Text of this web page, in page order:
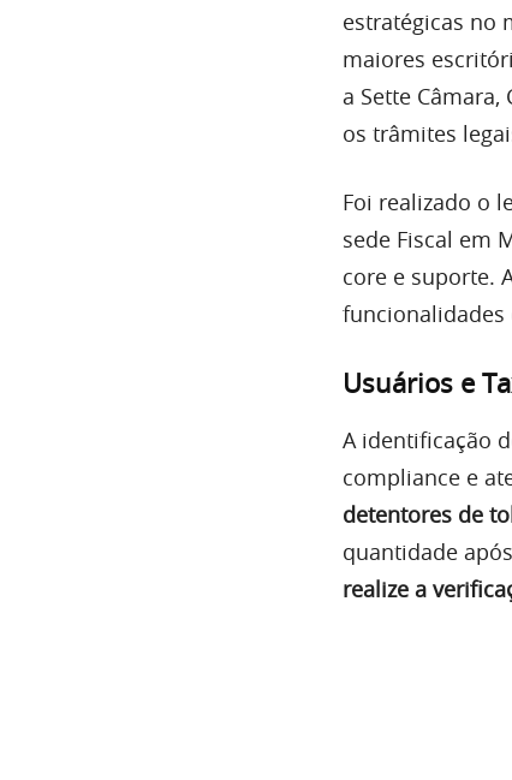
estratégicas no
maiores
a Sette
os trâmites
Foi realizado o
sede Fiscal em
core e suporte.
funcionalidades
Usuários e
A identificação
compliance e
detentores de
quantidade
realize a